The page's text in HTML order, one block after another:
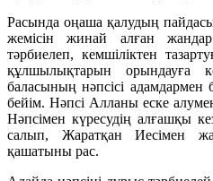
Расында оңаша қалудың
жемісін жинай алған
тәрбиелеп, кемшіліктен
құлшылықтарын орындауға
баласының нәпсісі адамдармен
бейім. Нәпсі Алланы еске
Нәпсімен күресудің алғашқы
салып, Жаратқан Иесімен
қашатыны рас.